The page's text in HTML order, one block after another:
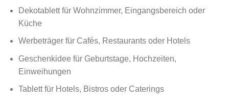
Dekotablett für Wohnzimmer, Eingangsbereich oder
Küche
Werbeträger für Cafés, Restaurants oder Hotels
Geschenkidee für Geburtstage, Hochzeiten,
Einweihungen
Tablett für Hotels, Bistros oder Caterings